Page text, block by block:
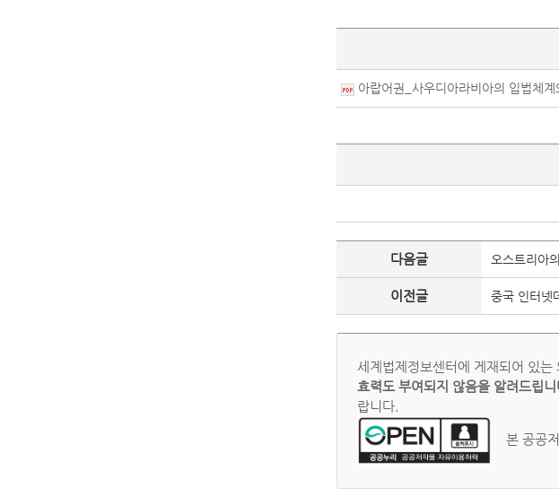
아랍어권_사우디아라비아의 입법체
다음글 오스트리아
이전글 중국 인터넷
세계법제정보센터에 게재되어 있
효력도 부여되지 않음을 알려드립니
랍니다.
본 공공